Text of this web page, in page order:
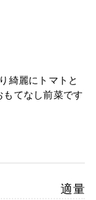
綺麗にトマトと
てなし前菜です
適量